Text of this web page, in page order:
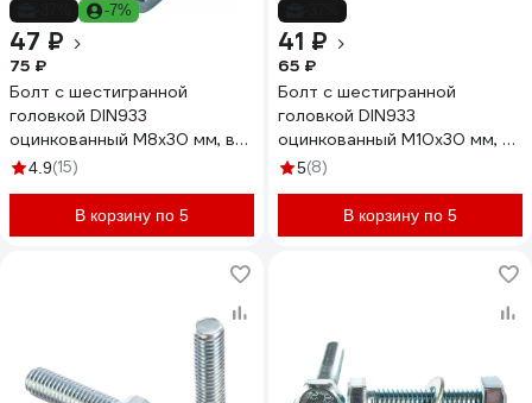
-7%
47 ₽
75 ₽
Болт с шестигранной
головкой DIN933
оцинкованный М8x30 мм, в
комплекте с гайкой и
4.9(15)
В корзину по 5
41 ₽
65 ₽
Болт с шестигранной
головкой DIN933
оцинкованный М10x30 мм, в
комплекте с гайкой и
5(8)
В корзину по 5